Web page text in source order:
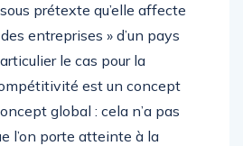
prétexte qu’elle affecte
entreprises » d’un pays
le cas pour la
est un concept
global : cela n’a pas
l’on porte atteinte à la